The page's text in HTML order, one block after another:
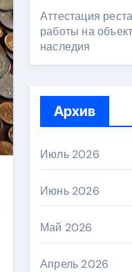
Аттестация
работы на
наследия
Архив
Июль 2026
Июнь 2026
Май 2026
Апрель 2026